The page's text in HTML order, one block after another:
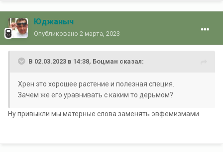
Юджаныч
Опубликовано 2 марта, 2023
В 02.03.2023 в 14:38, Боцман сказал:
Хрен это хорошее растение и полезная специя.
Зачем же его уравнивать с каким то дерьмом?
Ну привыкли мы матерные слова заменять эвфемизмами.